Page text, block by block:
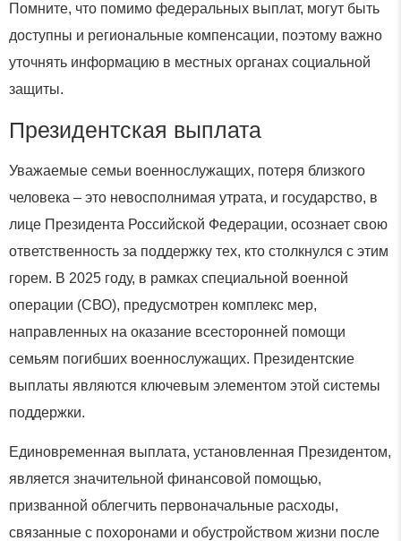
Помните, что помимо федеральных выплат, могут быть
доступны и региональные компенсации, поэтому важно
уточнять информацию в местных органах социальной
защиты.
Президентская выплата
Уважаемые семьи военнослужащих, потеря близкого
человека – это невосполнимая утрата, и государство, в
лице Президента Российской Федерации, осознает свою
ответственность за поддержку тех, кто столкнулся с этим
горем. В 2025 году, в рамках специальной военной
операции (СВО), предусмотрен комплекс мер,
направленных на оказание всесторонней помощи
семьям погибших военнослужащих. Президентские
выплаты являются ключевым элементом этой системы
поддержки.
Единовременная выплата, установленная Президентом,
является значительной финансовой помощью,
призванной облегчить первоначальные расходы,
связанные с похоронами и обустройством жизни после